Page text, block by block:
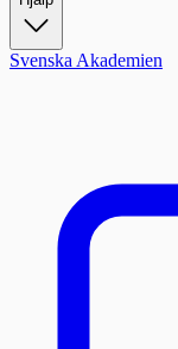
Svenska Akademien